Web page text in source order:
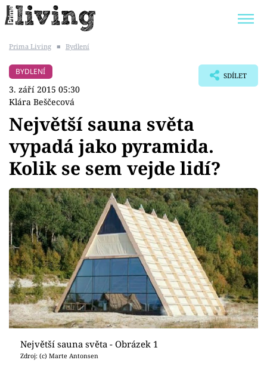
BYDLENÍ SLAVNÝCH
Témata
Bydlení
Zahrada
Design
Sledujte prima+
Přihlášení
Sledujte nás
Prima Living ■ Bydlení
BYDLENÍ
3. září 2015 05:30
Klára Beščecová
SDÍLET
Největší sauna světa
vypadá jako pyramida.
Kolik se sem vejde lidí?
Největší sauna světa - Obrázek 1
Zdroj: (c) Marte Antonsen